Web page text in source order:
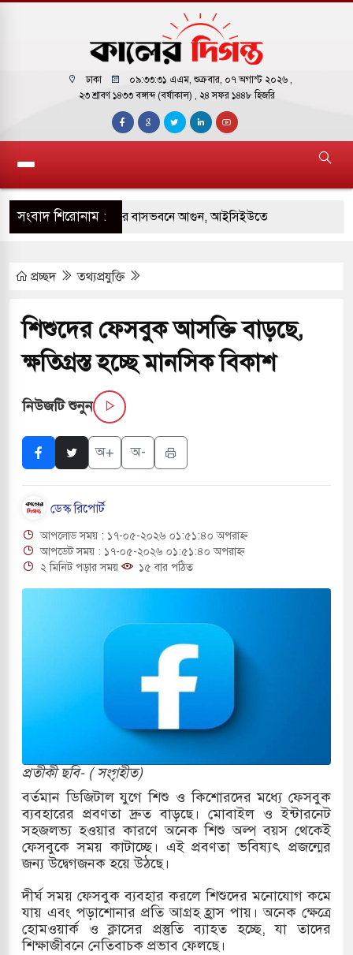
ঢাকা ০৯:৩৩:৩২ এএম, শুক্রবার, ০৭ অগাস্ট ২০২৬ ,
২৩ শ্রাবণ ১৪৩৩ বঙ্গাব্দ (বর্ষাকাল) , ২৪ সফর ১৪৪৮ হিজরি
সংবাদ শিরোনাম :
পাকিস্তানি হাইকমিশনারের বাসভবনে আগুন, আইসিইউতে
হয়ে আসছে ‘স্পেশাল রেসপন্স ব্যাটালিয়ন
বাসের মুখোমুখি সংঘর্ষে ৯ জন নিহত
শব্দদূষণ নিয়ন্ত্রণে দেড় হাজার মসজিদ থেকে মাইক
বন্দুকধারীর গুলিতে শিক্ষক নিহত, হামলাকারীর আত্মহত্যা
মধ্যপ্রাচ্যে ব্ল্যাকআউটের কঠোর হুঁশিয়ারি ইরানের
বিমানবন্দরের নিরাপত্তা তল্লাশিতে ছাড় দেওয়া হবে না:
থাকুক বা না থাকুক, ইরানে একক সামরিক পদক্ষেপের
জুমার বয়ান ও নামাজ পড়াবেন দেওবন্দের
ছাড়লেন জনপ্রিয় ভারতীয় সাংবাদিক ময়ূখ রঞ্জন
অ্যারেস্ট আবেদন, বরগুনার এসআইয়ের বিরুদ্ধে
জাদুঘর নতুন বাংলাদেশের পথচলার কেন্দ্র হবে: ড.
প্রচ্ছদ তথ্যপ্রযুক্তি
শিশুদের ফেসবুক আসক্তি বাড়ছে,
ক্ষতিগ্রস্ত হচ্ছে মানসিক বিকাশ
নিউজটি শুনুন
অ+ অ-
ডেস্ক রিপোর্ট
আপলোড সময় : ১৭-০৫-২০২৬ ০১:৫১:৪০ অপরাহ্ন
আপডেট সময় : ১৭-০৫-২০২৬ ০১:৫১:৪০ অপরাহ্ন
২ মিনিট পড়ার সময়
১৫ বার পঠিত
প্রতীকী ছবি- ( সংগৃহীত)
বর্তমান ডিজিটাল যুগে শিশু ও কিশোরদের মধ্যে ফেসবুক
ব্যবহারের প্রবণতা দ্রুত বাড়ছে। মোবাইল ও ইন্টারনেট
সহজলভ্য হওয়ার কারণে অনেক শিশু অল্প বয়স থেকেই
ফেসবুকে সময় কাটাচ্ছে। এই প্রবণতা ভবিষ্যৎ প্রজন্মের
জন্য উদ্বেগজনক হয়ে উঠছে।
দীর্ঘ সময় ফেসবুক ব্যবহার করলে শিশুদের মনোযোগ কমে
যায় এবং পড়াশোনার প্রতি আগ্রহ হ্রাস পায়। অনেক ক্ষেত্রে
হোমওয়ার্ক ও ক্লাসের প্রস্তুতি ব্যাহত হচ্ছে, যা তাদের
শিক্ষাজীবনে নেতিবাচক প্রভাব ফেলছে।